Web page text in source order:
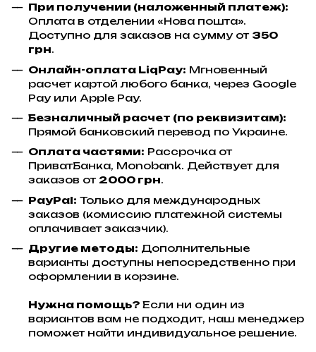
При получении (наложенный платеж):
Оплата в отделении «Нова пошта».
Доступно для заказов на сумму от 350
грн.
Онлайн-оплата LiqPay: Мгновенный
расчет картой любого банка, через Google
Pay или Apple Pay.
Безналичный расчет (по реквизитам):
Прямой банковский перевод по Украине.
Оплата частями: Рассрочка от
ПриватБанка, Monobank. Действует для
заказов от 2000 грн.
PayPal: Только для международных
заказов (комиссию платежной системы
оплачивает заказчик).
Другие методы: Дополнительные
варианты доступны непосредственно при
оформлении в корзине.
Нужна помощь? Если ни один из
вариантов вам не подходит, наш менеджер
поможет найти индивидуальное решение.